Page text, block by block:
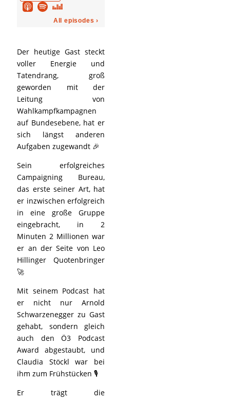
Der heutige Gast steckt
voller Energie und
Tatendrang, groß
geworden mit der
Leitung von
Wahlkampfkampagnen
auf Bundesebene, hat er
sich längst anderen
Aufgaben zugewandt 🎉
Sein erfolgreiches
Campaigning Bureau,
das erste seiner Art, hat
er inzwischen erfolgreich
in eine große Gruppe
eingebracht, in 2
Minuten 2 Millionen war
er an der Seite von Leo
Hillinger Quotenbringer
🚀
Mit seinem Podcast hat
er nicht nur Arnold
Schwarzenegger zu Gast
gehabt, sondern gleich
auch den Ö3 Podcast
Award abgestaubt, und
Claudia Stöckl war bei
ihm zum Frühstücken 🎙️
Er trägt die